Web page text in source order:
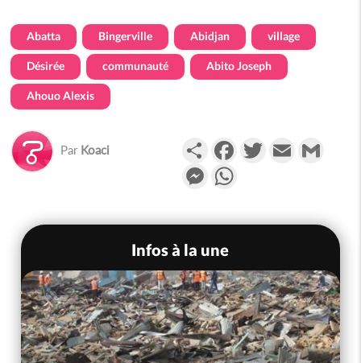
Abatta Bingerville Abidjan village
Désirée communauté Abito Joseph
Ahouo Alexis
Par Koaci PartagerFacebookTwitterEmail
Messenger
Infos à la une